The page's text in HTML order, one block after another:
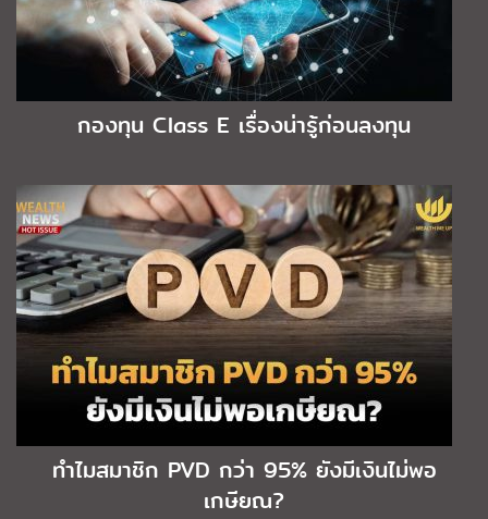
กองทุน Class E เรื่องน่ารู้ก่อนลงทุน
ทำไมสมาชิก PVD กว่า 95% ยังมีเงินไม่พอ
เกษียณ?